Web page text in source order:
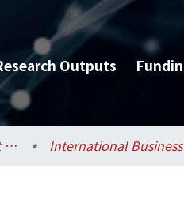
Outputs
College of Management / 管理學院